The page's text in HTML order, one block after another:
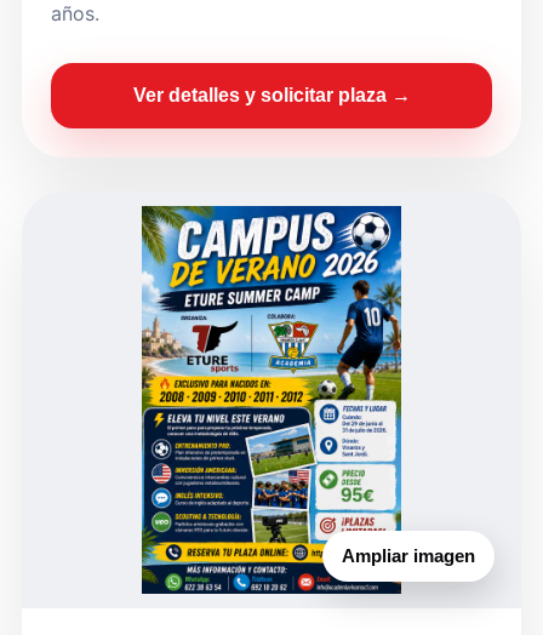
años.
Ver detalles y solicitar plaza →
Ampliar imagen